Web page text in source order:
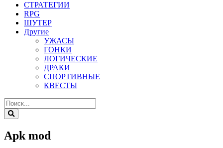
СТРАТЕГИИ
RPG
ШУТЕР
Другие
УЖАСЫ
ГОНКИ
ЛОГИЧЕСКИЕ
ДРАКИ
СПОРТИВНЫЕ
КВЕСТЫ
Apk mod